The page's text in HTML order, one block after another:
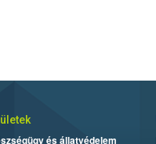
és állatvédelem